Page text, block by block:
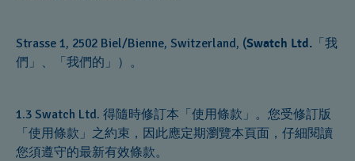
Strasse 1‎, 2502 Biel/Bienne‎‎, Switzerland, (Swatch Ltd. 「我
們」、「我們的」）。
1.3 Swatch Ltd. 得隨時修訂本「使用條款」。您受修訂版
「使用條款」之約束，因此應定期瀏覽本頁面，仔細閱讀
您須遵守的最新有效條款。